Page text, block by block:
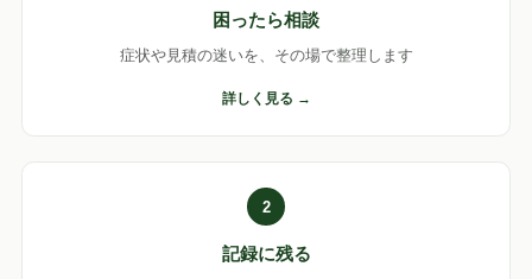
困ったら相談
症状や見積の迷いを、その場で整理します
詳しく見る →
2
記録に残る